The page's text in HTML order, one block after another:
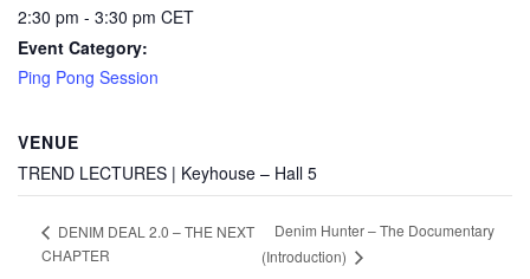
2:30 pm - 3:30 pm CET
Event Category:
Ping Pong Session
VENUE
TREND LECTURES | Keyhouse – Hall 5
DENIM DEAL 2.0 – THE NEXT
CHAPTER
Denim Hunter – The Documentary
(Introduction)